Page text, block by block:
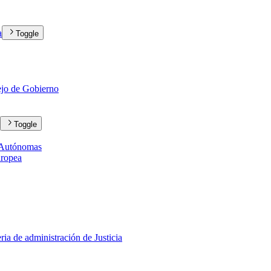
Toggle
de Gobierno
Toggle
de administración de Justicia